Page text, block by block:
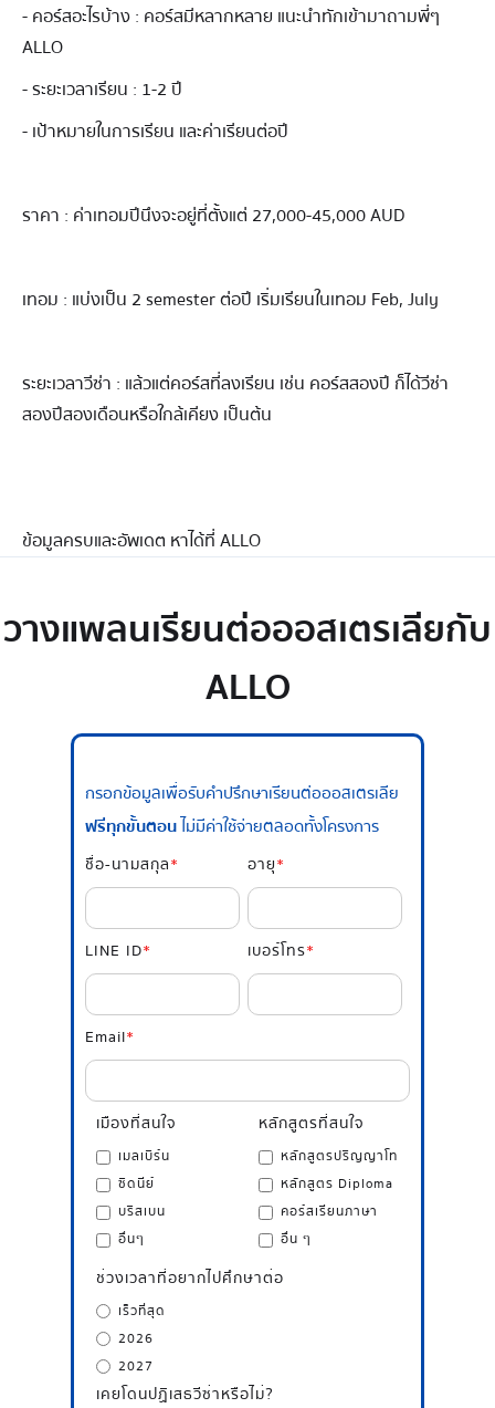
- คอร์สอะไรบ้าง : คอร์สมีหลากหลาย แนะนำทักเข้ามาถามพี่ๆ
ALLO
- ระยะเวลาเรียน : 1-2 ปี
- เป้าหมายในการเรียน และค่าเรียนต่อปี
ราคา : ค่าเทอมปีนึงจะอยู่ที่ตั้งแต่ 27,000-45,000 AUD
เทอม : แบ่งเป็น 2 semester ต่อปี เริ่มเรียนในเทอม Feb, July
ระยะเวลาวีซ่า : แล้วแต่คอร์สที่ลงเรียน เช่น คอร์สสองปี ก็ได้วีซ่า
สองปีสองเดือนหรือใกล้เคียง เป็นต้น
ข้อมูลครบและอัพเดต หาได้ที่ ALLO
วางแพลนเรียนต่อออสเตรเลียกับ
ALLO
กรอกข้อมูลเพื่อรับคำปรึกษาเรียนต่อออสเตรเลีย
ฟรีทุกขั้นตอนไม่มีค่าใช้จ่ายตลอดทั้งโครงการ
ชื่อ-นามสกุล* อายุ*
LINE ID* เบอร์โทร*
Email*
เมืองที่สนใจ
เมลเบิร์น
ซิดนีย์
บริสเบน
อื่นๆ
หลักสูตรที่สนใจ
หลักสูตรปริญญาโท
หลักสูตร Diploma
คอร์สเรียนภาษา
อื่น ๆ
ช่วงเวลาที่อยากไปศึกษาต่อ
เร็วที่สุด
2026
2027
เคยโดนปฏิเสธวีซ่าหรือไม่?